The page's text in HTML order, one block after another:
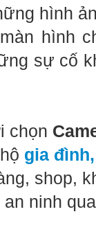
hình
hình
sự cố
chọn
gia đình,
shop,
ninh